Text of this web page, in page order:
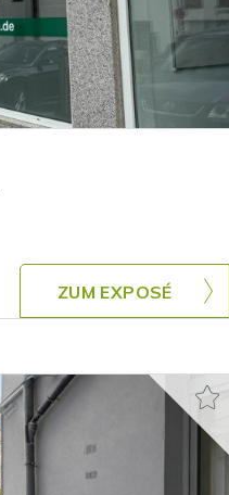
ZUM EXPOSÉ